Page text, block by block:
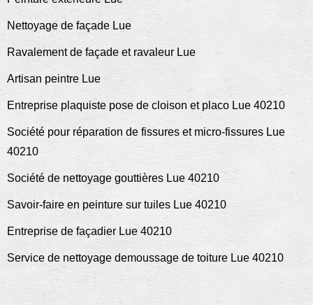
Nettoyage de façade Lue
Ravalement de façade et ravaleur Lue
Artisan peintre Lue
Entreprise plaquiste pose de cloison et placo Lue 40210
Société pour réparation de fissures et micro-fissures Lue
40210
Société de nettoyage gouttières Lue 40210
Savoir-faire en peinture sur tuiles Lue 40210
Entreprise de façadier Lue 40210
Service de nettoyage demoussage de toiture Lue 40210